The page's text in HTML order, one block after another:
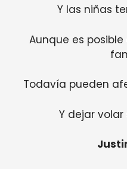
Y las niñas
Aunque es
Todavía pueden
Y dejar